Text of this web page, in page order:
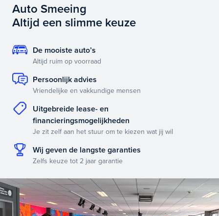
Auto Smeeing
Altijd een slimme keuze
De mooiste auto’s
Altijd ruim op voorraad
Persoonlijk advies
Vriendelijke en vakkundige mensen
Uitgebreide lease- en
financieringsmogelijkheden
Je zit zelf aan het stuur om te kiezen wat jij wil
Wij geven de langste garanties
Zelfs keuze tot 2 jaar garantie